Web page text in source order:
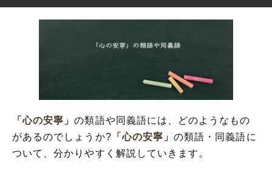
「心の安寧」の類語や同義語には、どのようなもの
があるのでしょうか? 「心の安寧」の類語・同義語に
ついて、分かりやすく解説していきます。